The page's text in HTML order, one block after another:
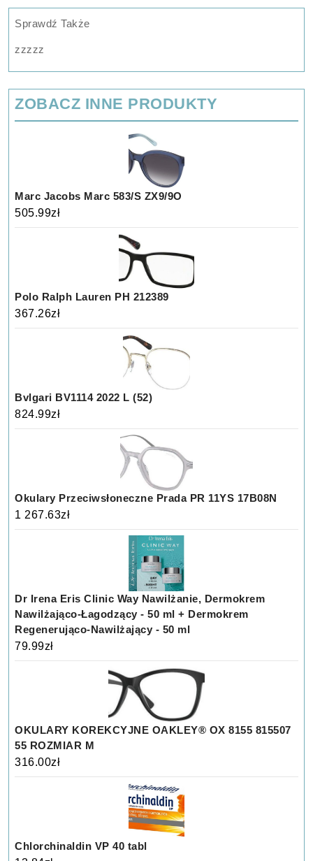
Sprawdź Także
zzzzz
ZOBACZ INNE PRODUKTY
Marc Jacobs Marc 583/S ZX9/9O
505.99zł
Polo Ralph Lauren PH 212389
367.26zł
Bvlgari BV1114 2022 L (52)
824.99zł
Okulary Przeciwsłoneczne Prada PR 11YS 17B08N
1 267.63zł
Dr Irena Eris Clinic Way Nawilżanie, Dermokrem
Nawilżająco-Łagodzący - 50 ml + Dermokrem
Regenerująco-Nawilżający - 50 ml
79.99zł
OKULARY KOREKCYJNE OAKLEY® OX 8155 815507
55 ROZMIAR M
316.00zł
Chlorchinaldin VP 40 tabl